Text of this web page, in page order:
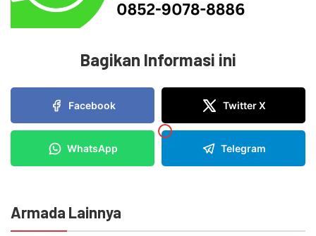
Bagikan Informasi ini
Facebook Twitter X
WhatsApp Telegram
Armada Lainnya